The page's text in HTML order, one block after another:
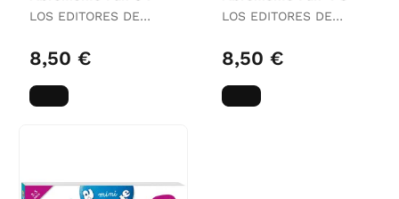
LOS EDITORES DE
8,50 €
LOS EDITORES DE
8,50 €